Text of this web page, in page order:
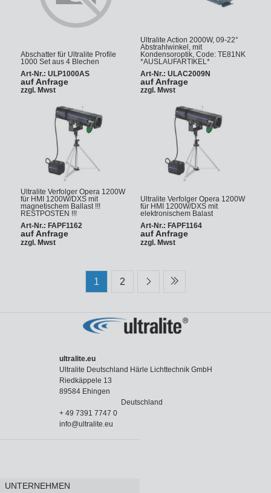
Abschatter für Ultralite Profile
1000 Set aus 4 Blechen
Art-Nr.: ULP1000AS
auf Anfrage
zzgl. Mwst
Ultralite Action 2000W, 09-22°
Abstrahlwinkel, mit
Kondensoroptik, Code: TE81NK
*AUSLAUFARTIKEL*
Art-Nr.: ULAC2009N
auf Anfrage
zzgl. Mwst
Ultralite Verfolger Opera 1200W
für HMI 1200W/DXS mit
magnetischem Ballast !!!
RESTPOSTEN !!!
Art-Nr.: FAPF1162
auf Anfrage
zzgl. Mwst
Ultralite Verfolger Opera 1200W
für HMI 1200W/DXS mit
elektronischem Balast
Art-Nr.: FAPF1164
auf Anfrage
zzgl. Mwst
1 2
ultralite.eu
Ultralite Deutschland Härle Lichttechnik GmbH
Riedkäppele 13
89584 Ehingen
Deutschland
+ 49 7391 7747 0
info@ultralite.eu
UNTERNEHMEN